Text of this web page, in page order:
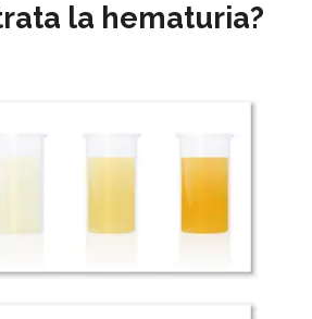
la hematuria?